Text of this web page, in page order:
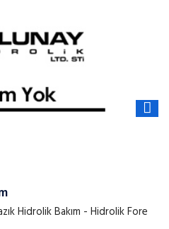
Hidrolik Bakım - Hidrolik Fore